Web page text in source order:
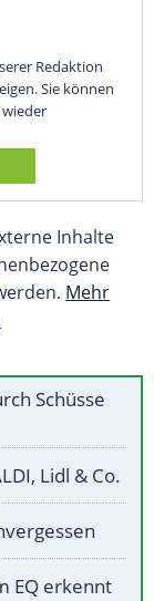
Redaktion
Sie können
Inhalte
Mehr
Schüsse
Lidl & Co.
EQ erkennt